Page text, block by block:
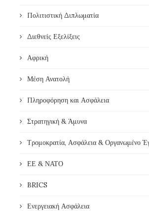
Πολιτιστική Διπλωματία
Διεθνείς Εξελίξεις
Αφρική
Μέση Ανατολή
Πληροφόρηση και Ασφάλεια
Στρατηγική & Άμυνα
Τρομοκρατία, Ασφάλεια & Οργανωμένο
ΕΕ & ΝΑΤΟ
BRICS
Ενεργειακή Ασφάλεια